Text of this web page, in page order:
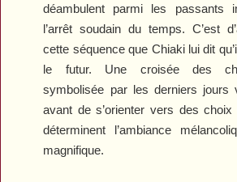
déambulent parmi les passants
l’arrêt soudain du temps. C’est
cette séquence que Chiaki lui dit
le futur. Une croisée des
symbolisée par les derniers jours
avant de s’orienter vers des choix
déterminent l’ambiance
magnifique.